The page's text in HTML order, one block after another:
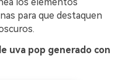
para que destaquen
uva pop generado con